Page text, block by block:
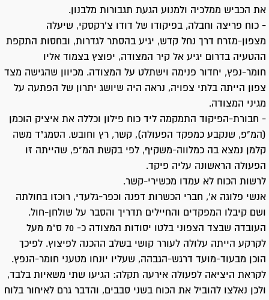
את הכביש ממלכיה ולמנוע הגעת תגבורות מלבנון.
- כוח פריצה וחבלה, בפיקודו של דודו צ'רקסקי, שיעלה
מצפון-מזרח דרך נחל קדש, יגיע בהסתר לגדרות, ובחסות התקפת
ההטעיה בדרום יגיע אל קיר המצודה, יפוצץ בצמוד אליו
חומר-נפץ, יחדור פנימה וישתלט על המצודה. מכיוון שהגישה מצד
צפון הייתה בלתי צפויה, נראה היה שיושג יתרון של הפתעה על
מגיני המצודה.
- חבורת-הפיקוד התמקמה ליד כוח פילון וכללה את איציק הוכמן
(המ"פ, שנקבע כמפקד הפעולה), קשר, רץ וחובש. הסמג"ד משה
קלמן נמצא בה כמלווה-משקיף, לפי בקשת המ"פ, שהייתה זו
הפעולה הראשונה עליה פיקד.
לרשות הכוח לא עמדו מכשירי-קשר.
אנשי פלוגה א', חברי הכשרות דפנה וכפר-גלעדי, רוכזו בחולתה
ושם קיבלו המפקדים והחיילים תדריך והסבר על שולחן-חול.
העובדה שבצד הצפוני בלטו יסודות המצודה כ- 70 ס"מ מעל
לקרקע הייתה עלולה לעורר קושי בשלב ההכנה לפיצוץ. לפיכך
הוכן מבעוד-מועד דרגש-הגבהה, שעליו יונחו מטעני חומר-הנפץ.
לקראת היציאה לפעולה אירעה תקלה: הגיעו שתי משאיות בלבד,
ולכן נאלצו להוביל את הכוח בשני סבבים, והדבר גרם לאיחור בלוח